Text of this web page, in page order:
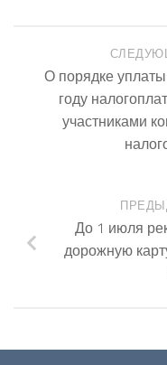
О порядке
году
участниками
До 1 июля
дорожную